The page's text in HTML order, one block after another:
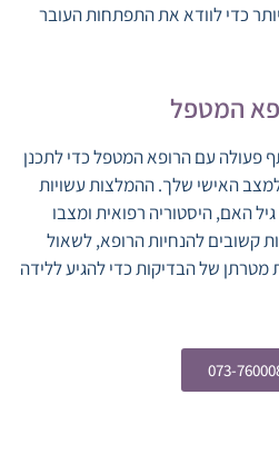
כדי לוודא את התפתחות העובר
המטפל
פעולה עם הרופא המטפל כדי לתכנן
האישי שלך. ההמלצות עשויות
האם, היסטוריה רפואית ומצבו
קשובים להנחיות הרופא, לשאול
של הבדיקות כדי להגיע ללידה
073-